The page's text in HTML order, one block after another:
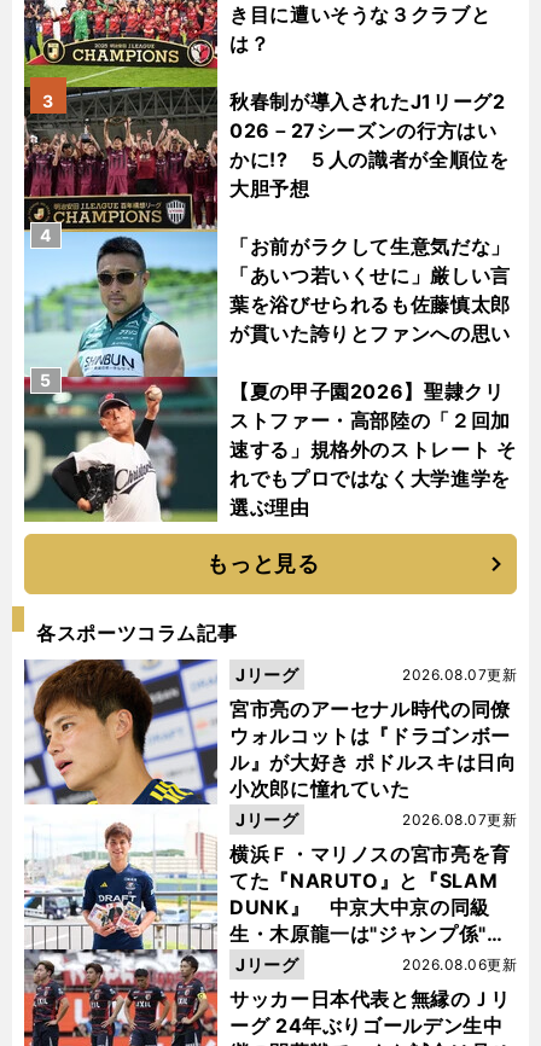
き目に遭いそうな３クラブと
は？
秋春制が導入されたJ1リーグ2
026－27シーズンの行方はい
かに!? ５人の識者が全順位を
大胆予想
3
「お前がラクして生意気だな」
「あいつ若いくせに」厳しい言
葉を浴びせられるも佐藤慎太郎
が貫いた誇りとファンへの思い
4
【夏の甲子園2026】聖隷クリ
ストファー・高部陸の「２回加
速する」規格外のストレート そ
れでもプロではなく大学進学を
選ぶ理由
5
もっと見る
各スポーツコラム記事
宮市亮のアーセナル時代の同僚
ウォルコットは『ドラゴンボー
ル』が大好き ポドルスキは日向
小次郎に憧れていた
2026.08.07更新
Jリーグ
横浜Ｆ・マリノスの宮市亮を育
てた『NARUTO』と『SLAM
DUNK』 中京大中京の同級
生・木原龍一は"ジャンプ係"だ
った
2026.08.07更新
Jリーグ
サッカー日本代表と無縁のＪリ
ーグ 24年ぶりゴールデン生中
2026.08.06更新
Jリーグ